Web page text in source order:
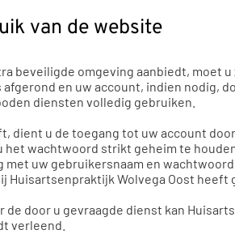
van de website
beveiligde omgeving aanbiedt, moet
en uw account, indien nodig,
diensten volledig gebruiken.
dient u de toegang tot uw account
het wachtwoord strikt geheim te
met uw gebruikersnaam en
Huisartsenpraktijk Wolvega Oost heeft
de door u gevraagde dienst kan
verleend.